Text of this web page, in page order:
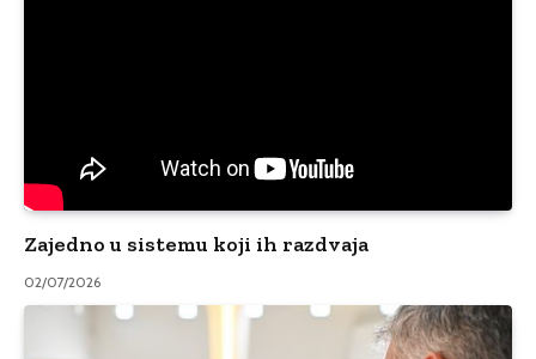
Zajedno u sistemu koji ih razdvaja
02/07/2026